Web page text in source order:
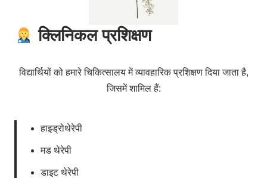
क्लिनिकल प्रशिक्षण
विद्यार्थियों को हमारे चिकित्सालय में व्यावहारिक प्रशिक्षण दिया जाता है,
जिसमें शामिल हैं:
हाइड्रोथेरेपी
मड थेरेपी
डाइट थेरेपी